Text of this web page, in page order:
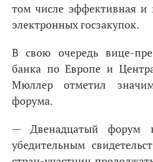
том числе эффективная и
электронных госзакупок.
В свою очередь вице-
банка по Европе и
Мюллер отметил
форума.
— Двенадцатый форум
убедительным